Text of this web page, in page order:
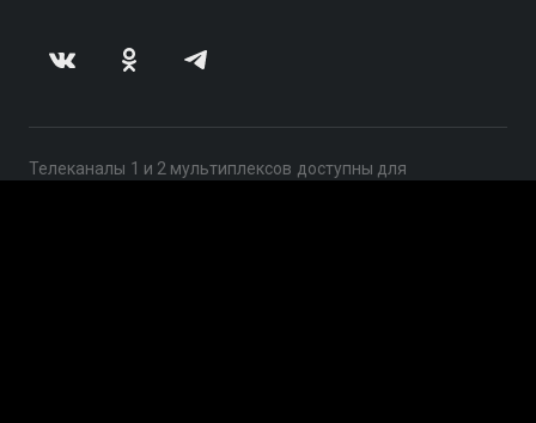
Телеканалы 1 и 2 мультиплексов доступны для